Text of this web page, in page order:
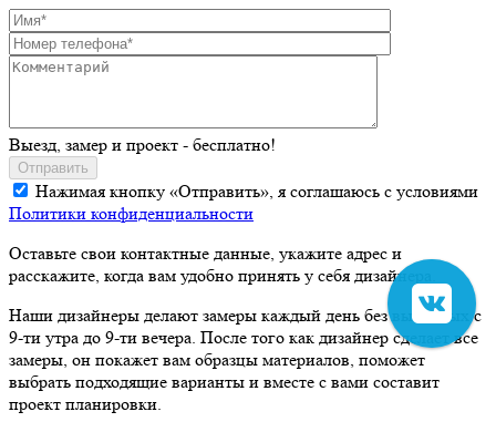
Выезд, замер и проект - бесплатно!
Отправить
Нажимая кнопку «Отправить», я соглашаюсь с условиями
Политики конфиденциальности
Оставьте свои контактные данные, укажите адрес и
расскажите, когда вам удобно принять у себя дизайнера.
Наши дизайнеры делают замеры каждый день без выходных с
9-ти утра до 9-ти вечера. После того как дизайнер сделает все
замеры, он покажет вам образцы материалов, поможет
выбрать подходящие варианты и вместе с вами составит
проект планировки.